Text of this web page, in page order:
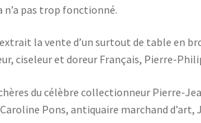
pas trop fonctionné.
la vente d’un surtout de table en
ciseleur et doreur Français, Pierre-
du célèbre collectionneur Pierre-
Pons, antiquaire marchand